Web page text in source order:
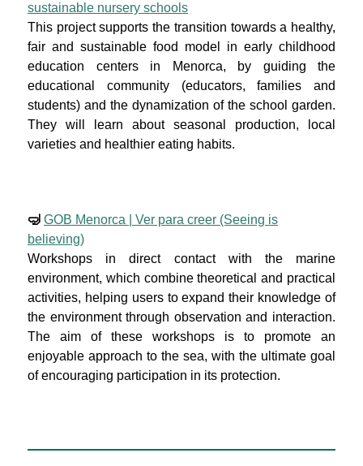
sustainable nursery schools
This project supports the transition towards a healthy,
fair and sustainable food model in early childhood
education centers in Menorca, by guiding the
educational community (educators, families and
students) and the dynamization of the school garden.
They will learn about seasonal production, local
varieties and healthier eating habits.
🤿 GOB Menorca | Ver para creer (Seeing is
believing)
Workshops in direct contact with the marine
environment, which combine theoretical and practical
activities, helping users to expand their knowledge of
the environment through observation and interaction.
The aim of these workshops is to promote an
enjoyable approach to the sea, with the ultimate goal
of encouraging participation in its protection.